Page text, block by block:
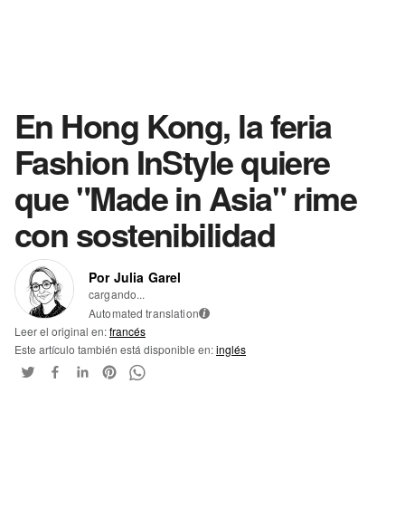
En Hong Kong, la feria
Fashion InStyle quiere
que "Made in Asia" rime
con sostenibilidad
Por Julia Garel
cargando...
Automated translation i
Leer el original en:francés
Este artículo también está disponible en:inglés